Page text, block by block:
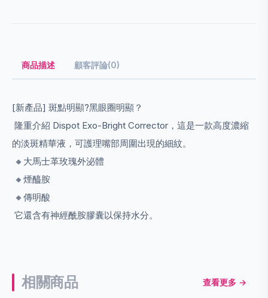
商品描述 顧客評論(0)
[新產品] 斑點明顯?黑眼圈明顯？
隆重介紹 Dispot Exo-Bright Corrector，這是一款高度濃縮
的淡斑精華液，可護理嘴部周圍出現的細紋。
🔸大馬士革玫瑰外泌體
🔸煙醯胺
🔸傳明酸
它還含有神經酰胺膠囊以保持水分。
相關商品 查看更多 →